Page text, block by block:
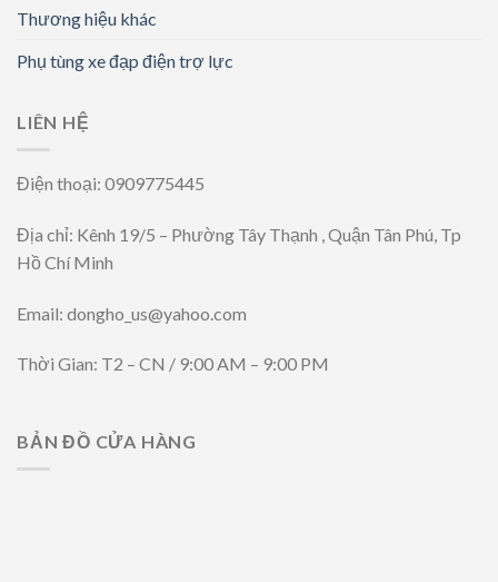
Thương hiệu khác
Phụ tùng xe đạp điện trợ lực
LIÊN HỆ
Điện thoại: 0909775445
Địa chỉ: Kênh 19/5 – Phường Tây Thạnh , Quận Tân Phú, Tp
Hồ Chí Minh
Email: dongho_us@yahoo.com
Thời Gian: T2 – CN / 9:00 AM – 9:00 PM
BẢN ĐỒ CỬA HÀNG